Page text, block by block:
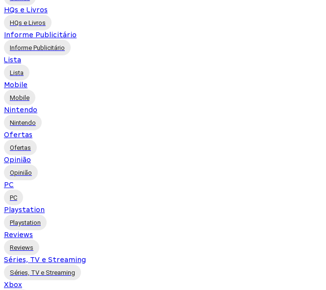
HQs e Livros
HQs e Livros
Informe Publicitário
Informe Publicitário
Lista
Lista
Mobile
Mobile
Nintendo
Nintendo
Ofertas
Ofertas
Opinião
Opinião
PC
PC
Playstation
Playstation
Reviews
Reviews
Séries, TV e Streaming
Séries, TV e Streaming
Xbox